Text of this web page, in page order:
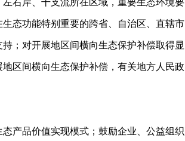
右岸、干支流所在区域，重要生态环境要
态功能特别重要的跨省、自治区、直辖市
；对开展地区间横向生态保护补偿取得显
区间横向生态保护补偿，有关地方人民政
产品价值实现模式；鼓励企业、公益组织